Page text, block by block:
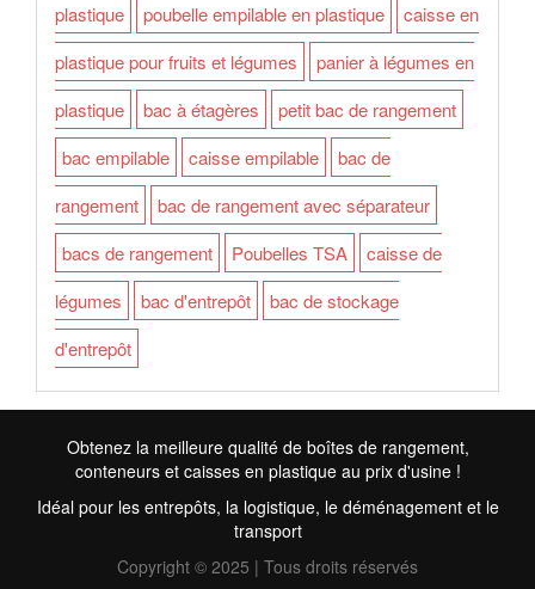
plastique
poubelle empilable en plastique
caisse en
plastique pour fruits et légumes
panier à légumes en
plastique
bac à étagères
petit bac de rangement
bac empilable
caisse empilable
bac de
rangement
bac de rangement avec séparateur
bacs de rangement
Poubelles TSA
caisse de
légumes
bac d'entrepôt
bac de stockage
d'entrepôt
Obtenez la meilleure qualité de boîtes de rangement,
conteneurs et caisses en plastique au prix d'usine !
Idéal pour les entrepôts, la logistique, le déménagement et le
transport
Copyright © 2025 | Tous droits réservés